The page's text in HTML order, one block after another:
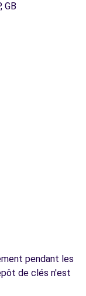
GB
pendant les
de clés n'est